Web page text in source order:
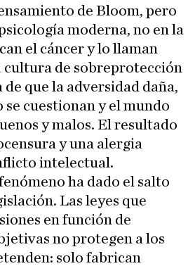
de Bloom, pero
moderna, no en la
el cáncer y lo llaman
cultura de sobreprotección
de que la adversidad daña,
se cuestionan y el mundo
y malos. El resultado
y una alergia
intelectual.
ha dado el salto
Las leyes que
en función de
no protegen a los
solo fabrican